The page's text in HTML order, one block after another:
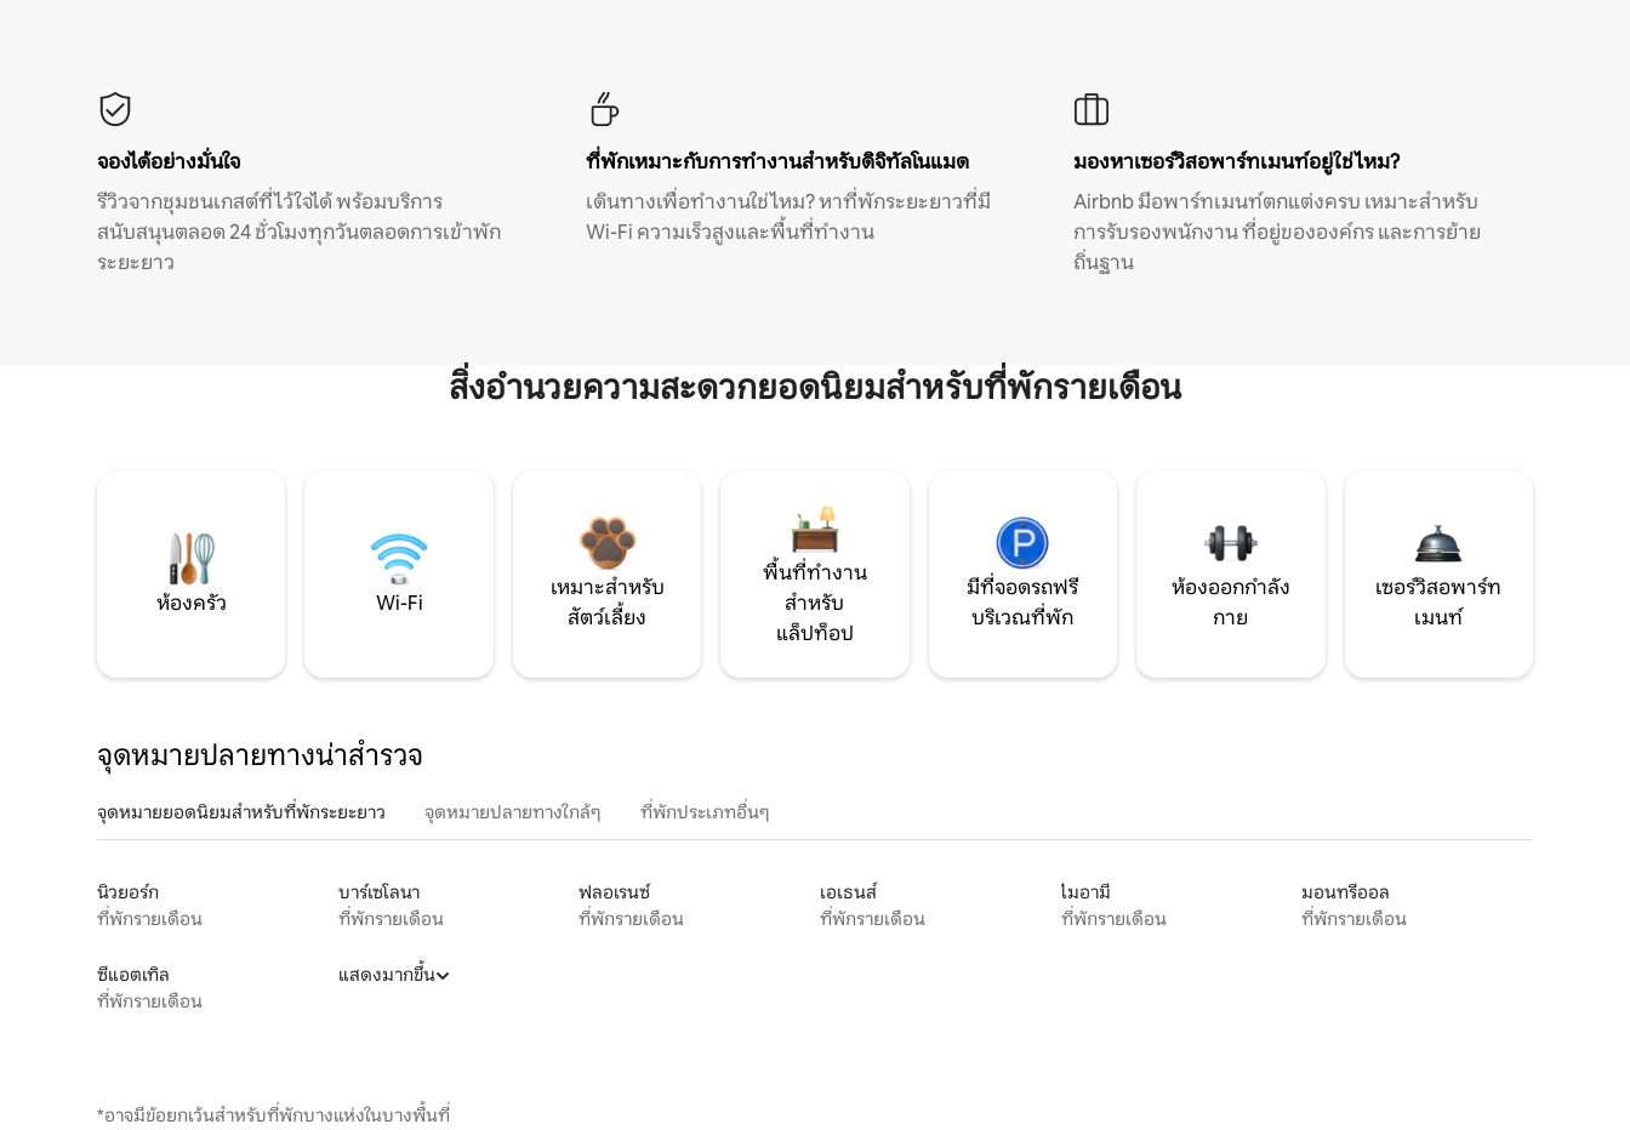
จองได้อย่างมั่นใจ
รีวิวจากชุมชนเกสต์ที่ไว้ใจได้ พร้อมบริการ
สนับสนุนตลอด 24 ชั่วโมงทุกวันตลอดการเข้าพัก
ระยะยาว
ที่พักเหมาะกับการทำงานสำหรับดิจิทัลโนแมด
เดินทางเพื่อทำงานใช่ไหม? หาที่พักระยะยาวที่มี
Wi-Fi ความเร็วสูงและพื้นที่ทำงาน
มองหาเซอร์วิสอพาร์ทเมนท์อยู่ใช่ไหม?
Airbnb มีอพาร์ทเมนท์ตกแต่งครบ เหมาะสำหรับ
การรับรองพนักงาน ที่อยู่ขององค์กร และการย้าย
ถิ่นฐาน
สิ่งอำนวยความสะดวกยอดนิยมสำหรับที่พักรายเดือน
ห้องครัว Wi-Fi
เหมาะสำหรับ
สัตว์เลี้ยง
พื้นที่ทำงาน
สำหรับ
แล็ปท็อป
มีที่จอดรถฟรี
บริเวณที่พัก
ห้องออกกำลัง
กาย
เซอร์วิสอพาร์ท
เมนท์
จุดหมายปลายทางน่าสำรวจ
จุดหมายยอดนิยมสำหรับที่พักระยะยาว จุดหมายปลายทางใกล้ๆ ที่พักประเภทอื่นๆ
นิวยอร์ก
ที่พักรายเดือน
บาร์เซโลนา
ที่พักรายเดือน
ฟลอเรนซ์
ที่พักรายเดือน
เอเธนส์
ที่พักรายเดือน
ไมอามี
ที่พักรายเดือน
มอนทรีออล
ที่พักรายเดือน
ซีแอตเทิล
ที่พักรายเดือน
แสดงมากขึ้น
*อาจมีข้อยกเว้นสำหรับที่พักบางแห่งในบางพื้นที่